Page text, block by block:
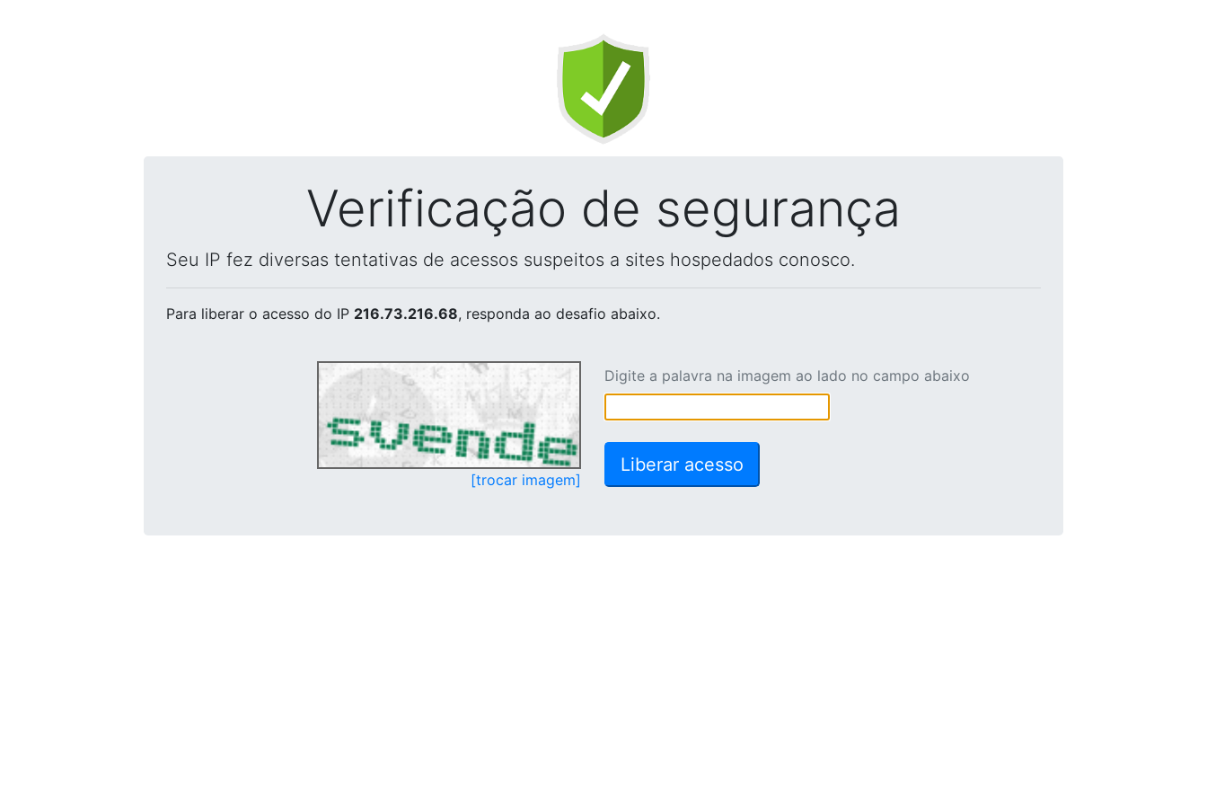
Verificação de segurança
Seu IP fez diversas tentativas de acessos suspeitos a sites hospedados conosco.
Para liberar o acesso do IP 216.73.216.68, responda ao desafio abaixo.
[trocar imagem]
Digite a palavra na imagem ao lado no campo abaixo